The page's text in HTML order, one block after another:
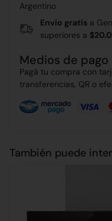
Argentino
Envío gratis a
superiores a
Medios de pago
Pagá tu compra con
transferencias, QR o
También puede